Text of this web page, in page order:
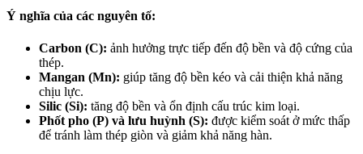
Ý nghĩa của các nguyên tố:
Carbon (C): ảnh hưởng trực tiếp đến độ bền và độ cứng của
thép.
Mangan (Mn): giúp tăng độ bền kéo và cải thiện khả năng
chịu lực.
Silic (Si): tăng độ bền và ổn định cấu trúc kim loại.
Phốt pho (P) và lưu huỳnh (S): được kiểm soát ở mức thấp
để tránh làm thép giòn và giảm khả năng hàn.